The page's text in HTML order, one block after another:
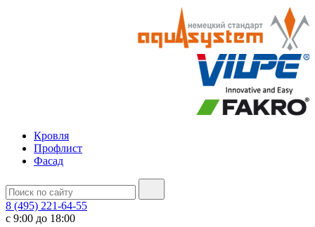
Кровля
Профлист
Фасад
8 (495) 221-64-55
с 9:00 до 18:00